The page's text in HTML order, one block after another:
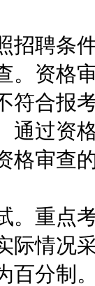
聘条件
。资格
符合报
通过资
格审查
重点考
际情况
百分制